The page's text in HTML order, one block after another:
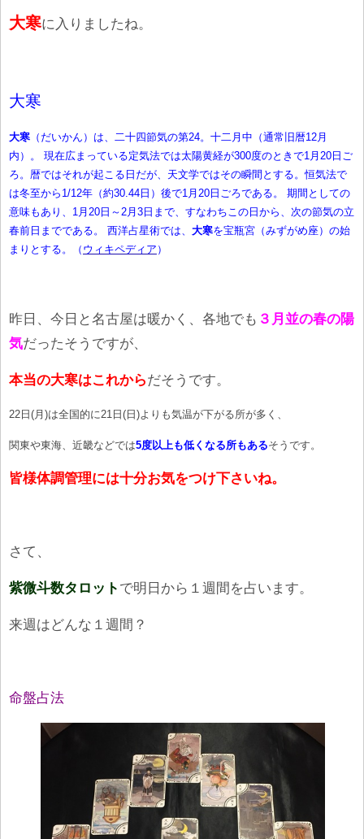
大寒に入りましたね。
大寒
大寒（だいかん）は、二十四節気の第24。十二月中（通常旧暦12月
内）。 現在広まっている定気法では太陽黄経が300度のときで1月20日ご
ろ。暦ではそれが起こる日だが、 天文学ではその瞬間とする。恒気法で
は冬至から1/12年（約30.44日）後で1月20日ごろである。 期間としての
意味もあり、1月20日～2月3日まで、すなわちこの日から、次の節気の立
春前日までである。 西洋占星術では、 大寒を宝瓶宮（みずがめ座）の始
まりとする。（ ウィキペディア ）
昨日、今日と名古屋は暖かく、各地でも ３月並の春の陽
気だったそうですが、
本当の大寒はこれからだそうです。
22日(月)は全国的に21日(日)よりも気温が下がる所が多く、
関東や東海、近畿などでは5度以上も低くなる所もあるそうです。
皆様体調管理には十分お気をつけ下さいね。
さて、
紫微斗数タロット で明日から１週間を占います。
来週はどんな１週間？
命盤占法